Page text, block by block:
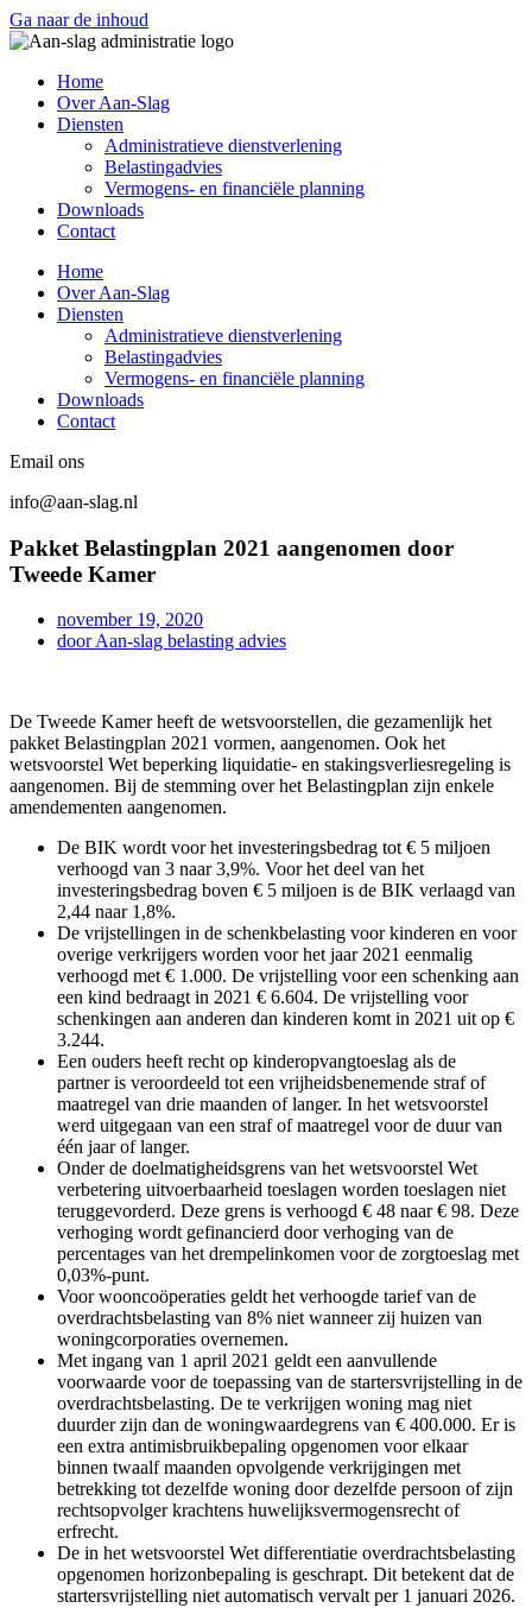
Ga naar de inhoud
Home
Over Aan-Slag
Diensten
Administratieve dienstverlening
Belastingadvies
Vermogens- en financiële planning
Downloads
Contact
Home
Over Aan-Slag
Diensten
Administratieve dienstverlening
Belastingadvies
Vermogens- en financiële planning
Downloads
Contact
Email ons
info@aan-slag.nl
Pakket Belastingplan 2021 aangenomen door
Tweede Kamer
november 19, 2020
doorAan-slag belasting advies
De Tweede Kamer heeft de wetsvoorstellen, die gezamenlijk het
pakket Belastingplan 2021 vormen, aangenomen. Ook het
wetsvoorstel Wet beperking liquidatie- en stakingsverliesregeling is
aangenomen. Bij de stemming over het Belastingplan zijn enkele
amendementen aangenomen.
De BIK wordt voor het investeringsbedrag tot € 5 miljoen
verhoogd van 3 naar 3,9%. Voor het deel van het
investeringsbedrag boven € 5 miljoen is de BIK verlaagd van
2,44 naar 1,8%.
De vrijstellingen in de schenkbelasting voor kinderen en voor
overige verkrijgers worden voor het jaar 2021 eenmalig
verhoogd met € 1.000. De vrijstelling voor een schenking aan
een kind bedraagt in 2021 € 6.604. De vrijstelling voor
schenkingen aan anderen dan kinderen komt in 2021 uit op €
3.244.
Een ouders heeft recht op kinderopvangtoeslag als de
partner is veroordeeld tot een vrijheidsbenemende straf of
maatregel van drie maanden of langer. In het wetsvoorstel
werd uitgegaan van een straf of maatregel voor de duur van
één jaar of langer.
Onder de doelmatigheidsgrens van het wetsvoorstel Wet
verbetering uitvoerbaarheid toeslagen worden toeslagen niet
teruggevorderd. Deze grens is verhoogd € 48 naar € 98. Deze
verhoging wordt gefinancierd door verhoging van de
percentages van het drempelinkomen voor de zorgtoeslag met
0,03%-punt.
Voor wooncoöperaties geldt het verhoogde tarief van de
overdrachtsbelasting van 8% niet wanneer zij huizen van
woningcorporaties overnemen.
Met ingang van 1 april 2021 geldt een aanvullende
voorwaarde voor de toepassing van de startersvrijstelling in de
overdrachtsbelasting. De te verkrijgen woning mag niet
duurder zijn dan de woningwaardegrens van € 400.000. Er is
een extra antimisbruikbepaling opgenomen voor elkaar
binnen twaalf maanden opvolgende verkrijgingen met
betrekking tot dezelfde woning door dezelfde persoon of zijn
rechtsopvolger krachtens huwelijksvermogensrecht of
erfrecht.
De in het wetsvoorstel Wet differentiatie overdrachtsbelasting
opgenomen horizonbepaling is geschrapt. Dit betekent dat de
startersvrijstelling niet automatisch vervalt per 1 januari 2026.